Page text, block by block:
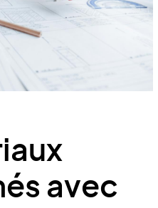
avec